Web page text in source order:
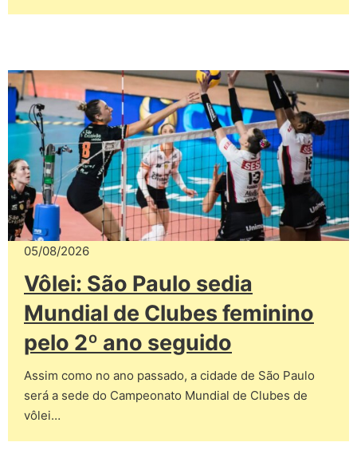
05/08/2026
Vôlei: São Paulo sedia
Mundial de Clubes feminino
pelo 2º ano seguido
Assim como no ano passado, a cidade de São Paulo
será a sede do Campeonato Mundial de Clubes de
vôlei…